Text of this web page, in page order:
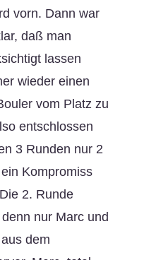
vorn. Dann war
daß man
lassen
wieder einen
vom Platz zu
entschlossen
3 Runden nur 2
Kompromiss
2. Runde
nur Marc und
dem